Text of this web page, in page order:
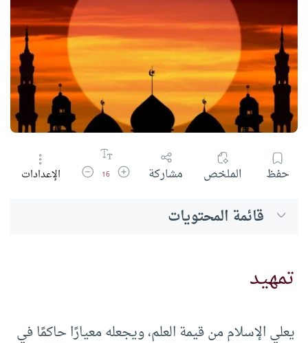
حفظ الملخص مشاركة زيادة حجم الخط
16 تقليل حجم الخط
الإعدادات
قائمة المحتويات
تمهيد
يعلي الإسلام من قيمة العلم، ويجعله معيارًا حاكمًا في